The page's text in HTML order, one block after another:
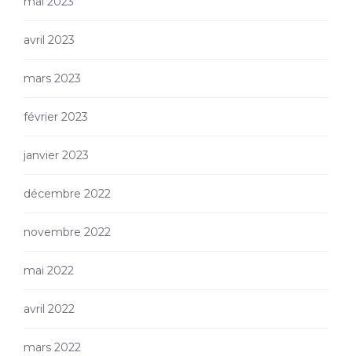
avril 2023
mars 2023
février 2023
janvier 2023
décembre 2022
novembre 2022
mai 2022
avril 2022
mars 2022